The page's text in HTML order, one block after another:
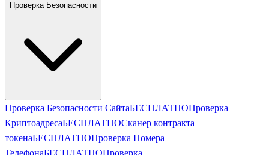
Проверка Безопасности
Проверка Безопасности СайтаБЕСПЛАТНОПроверка
КриптоадресаБЕСПЛАТНОСканер контракта
токенаБЕСПЛАТНОПроверка Номера